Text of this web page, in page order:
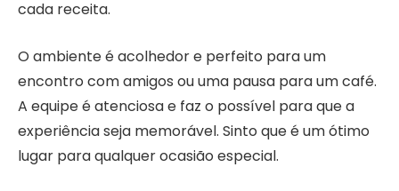
cada receita.
O ambiente é acolhedor e perfeito para um
encontro com amigos ou uma pausa para um café.
A equipe é atenciosa e faz o possível para que a
experiência seja memorável. Sinto que é um ótimo
lugar para qualquer ocasião especial.